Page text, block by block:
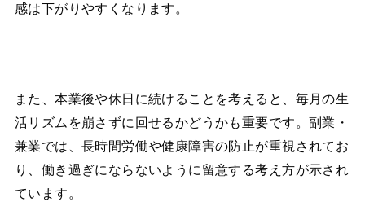
感は下がりやすくなります。
また、本業後や休日に続けることを考えると、毎月の生
活リズムを崩さずに回せるかどうかも重要です。副業・
兼業では、長時間労働や健康障害の防止が重視されてお
り、働き過ぎにならないように留意する考え方が示され
ています。